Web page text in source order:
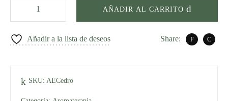
AÑADIR AL CARRITO
Share:
Añadir a la lista de deseos
SKU: AECedro